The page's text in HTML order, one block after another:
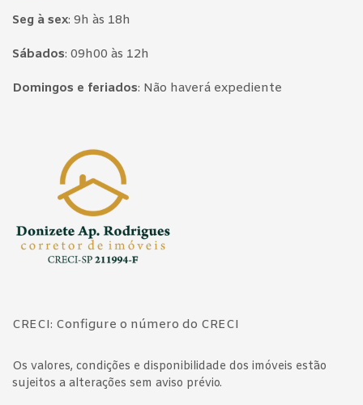
Seg à sex: 9h às 18h
Sábados: 09h00 às 12h
Domingos e feriados: Não haverá expediente
CRECI: Configure o número do CRECI
Os valores, condições e disponibilidade dos imóveis estão
sujeitos a alterações sem aviso prévio.